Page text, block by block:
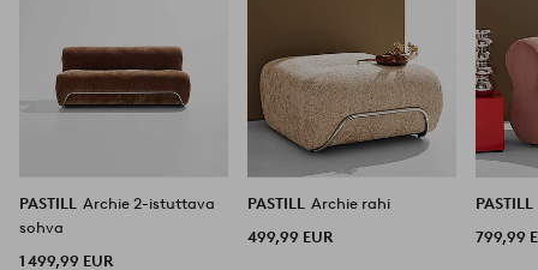
PASTILL Archie 2-istuttava
sohva
1 499,99 EUR
PASTILL
Archie rahi
499,99 EUR
PASTILL
799,99